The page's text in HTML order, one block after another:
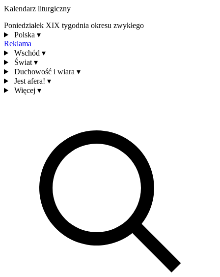
Kalendarz liturgiczny
Poniedziałek XIX tygodnia okresu zwykłego
Polska ▾
Reklama
Wschód ▾
Świat ▾
Duchowość i wiara ▾
Jest afera! ▾
Więcej ▾